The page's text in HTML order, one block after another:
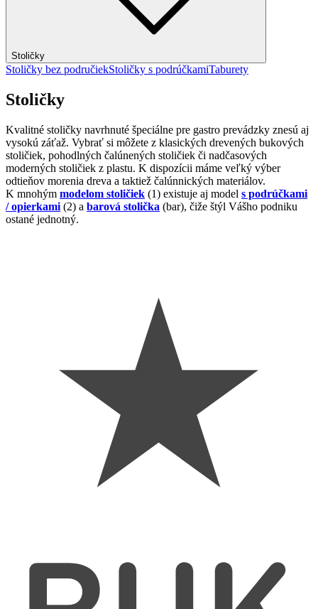
Stoličky
Stoličky bez područiekStoličky s podrúčkamiTaburety
Stoličky
Kvalitné stoličky navrhnuté špeciálne pre gastro prevádzky znesú aj
vysokú záťaž. Vybrať si môžete z klasických drevených bukových
stoličiek, pohodlných čalúnených stoličiek či nadčasových
moderných stoličiek z plastu. K dispozícii máme veľký výber
odtieňov morenia dreva a taktiež čalúnnických materiálov.
K mnohým modelom stoličiek (1) existuje aj model s podrúčkami
/ opierkami (2) a barová stolička (bar), čiže štýl Vášho podniku
ostané jednotný.